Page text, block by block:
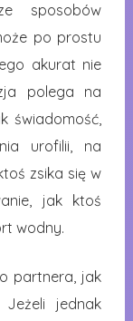
sposobów
po prostu
akurat nie
polega na
świadomość,
urofilii, na
zsika się w
jak ktoś
wodny.
partnera, jak
jednak